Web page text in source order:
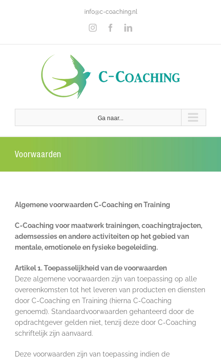
info@c-coaching.nl
InstagramFacebookLinkedIn
Ga naar...
Voorwaarden
Algemene voorwaarden C-Coaching en Training
C-Coaching voor maatwerktrainingen,coachingtrajecten,
ademsessies en andere activiteiten op het gebied van
mentale, emotionele en fysieke begeleiding.
Artikel 1. Toepasselijkheid van de voorwaarden
Deze algemene voorwaarden zijn van toepassing op alle
overeenkomsten tot het leveren van producten en diensten
door C-Coaching en Training (hierna C-Coaching
genoemd). Standaardvoorwaarden gehanteerd door de
opdrachtgever gelden niet, tenzij deze door C-Coaching
schriftelijk zijn aanvaard.
Deze voorwaarden zijn van toepassing indien de